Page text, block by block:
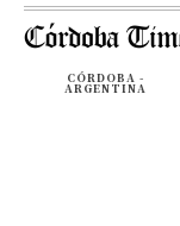
CÓRDOBA -
ARGENTINA